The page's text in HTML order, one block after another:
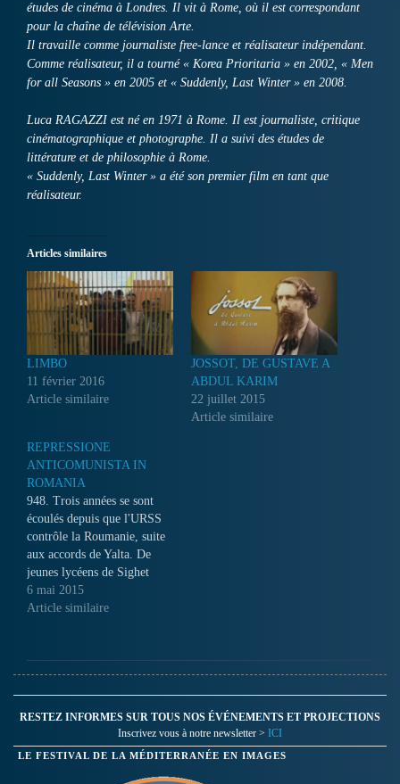
études de cinéma à Londres. Il vit à Rome, où il est correspondant
pour la chaîne de télévision Arte.
Il travaille comme journaliste free-lance et réalisateur indépendant.
Comme réalisateur, il a tourné « Korea Prioritaria » en 2002, « Men
for all Seasons » en 2005 et « Suddenly, Last Winter » en 2008.
Luca RAGAZZI est né en 1971 à Rome. Il est journaliste, critique
cinématographique et photographe. Il a suivi des études de
littérature et de philosophie à Rome.
« Suddenly, Last Winter » a été son premier film en tant que
réalisateur.
Articles similaires
LIMBO
11 février 2016
Article similaire
JOSSOT, DE GUSTAVE A
ABDUL KARIM
22 juillet 2015
Article similaire
REPRESSIONE
ANTICOMUNISTA IN
ROMANIA
948. Trois années se sont
écoulés depuis que l'URSS
contrôle la Roumanie, suite
aux accords de Yalta. De
jeunes lycéens de Sighet
manifestent contre le
nouveau pouvoir en place.
prison pour criminels
politiques de la ville...
6 mai 2015
Article similaire
RESTEZ INFORMES SUR TOUS NOS ÉVÉNEMENTS ET PROJECTIONS
Inscrivez vous à notre newsletter > ICI
LE FESTIVAL DE LA MÉDITERRANÉE EN IMAGES